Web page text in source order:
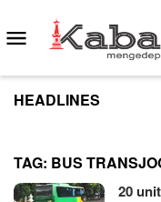
to
content
Mobile
Menu
HEADLINES
TAG: BUS
20